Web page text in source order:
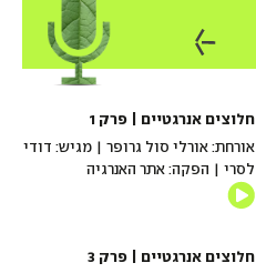
חלוצים אנרגטיים | פרק 1
אורחת: אורלי סול גרופר | מגיש: דודי
לסרי | הפקה: אתר האנרגיה
חלוצים אנרגטיים | פרק 3